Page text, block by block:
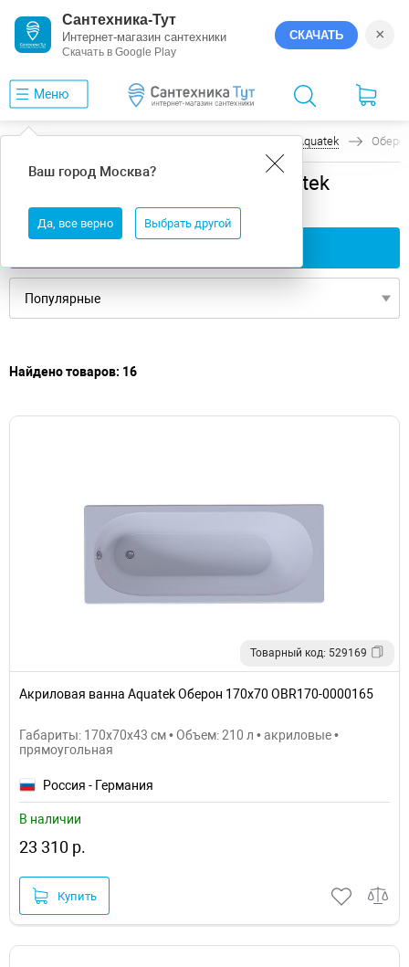
Сантехника-Тут
Интернет-магазин сантехники
Скачать в Google Play
СКАЧАТЬ ×
Меню
Ваш город Москва?
Да, все верно Выбрать другой
Aquatek
Россия - Германия ванны Aquatek
Оберон
Найдено товаров: 16
Товарный код: 529169
Акриловая ванна Aquatek Оберон 170х70 OBR170-0000165
Габариты: 170x70x43 см • Объем: 210 л • акриловые •
прямоугольная
Россия - Германия
В наличии
23 310 р.
Купить